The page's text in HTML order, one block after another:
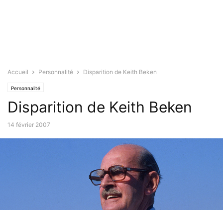
Accueil Personnalité Disparition de Keith Beken
Personnalité
Disparition de Keith Beken
14 février 2007